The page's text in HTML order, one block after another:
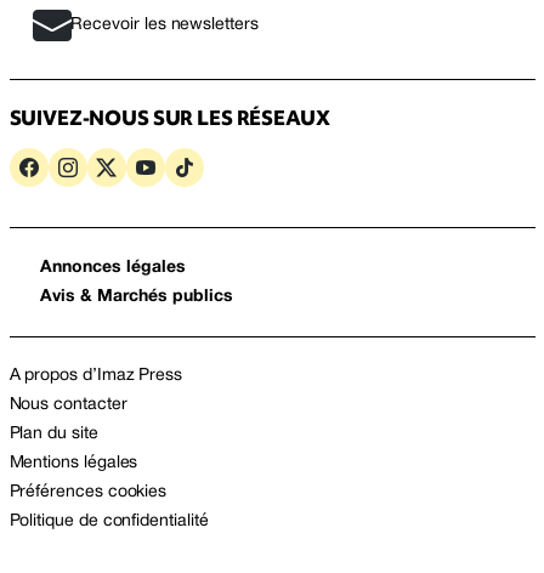
Recevoir les newsletters
SUIVEZ-NOUS SUR LES RÉSEAUX
Annonces légales
Avis & Marchés publics
A propos d’Imaz Press
Nous contacter
Plan du site
Mentions légales
Préférences cookies
Politique de confidentialité